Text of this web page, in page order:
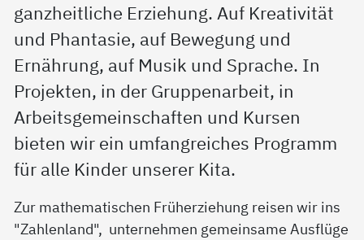
ganzheitliche Erziehung. Auf Kreativität
und Phantasie, auf Bewegung und
Ernährung, auf Musik und Sprache. In
Projekten, in der Gruppenarbeit, in
Arbeitsgemeinschaften und Kursen
bieten wir ein umfangreiches Programm
für alle Kinder unserer Kita.
Zur mathematischen Früherziehung reisen wir ins
"Zahlenland", unternehmen gemeinsame Ausflüge